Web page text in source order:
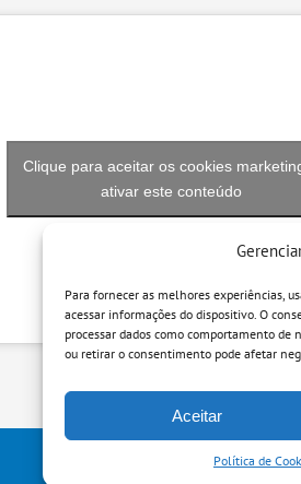
Para fornecer as melhores experiências,
acessar informações do dispositivo. O
processar dados como comportamento de
ou retirar o consentimento pode afetar
Aceitar
Política de
Clique para aceitar os cookies
ativar este conteúdo